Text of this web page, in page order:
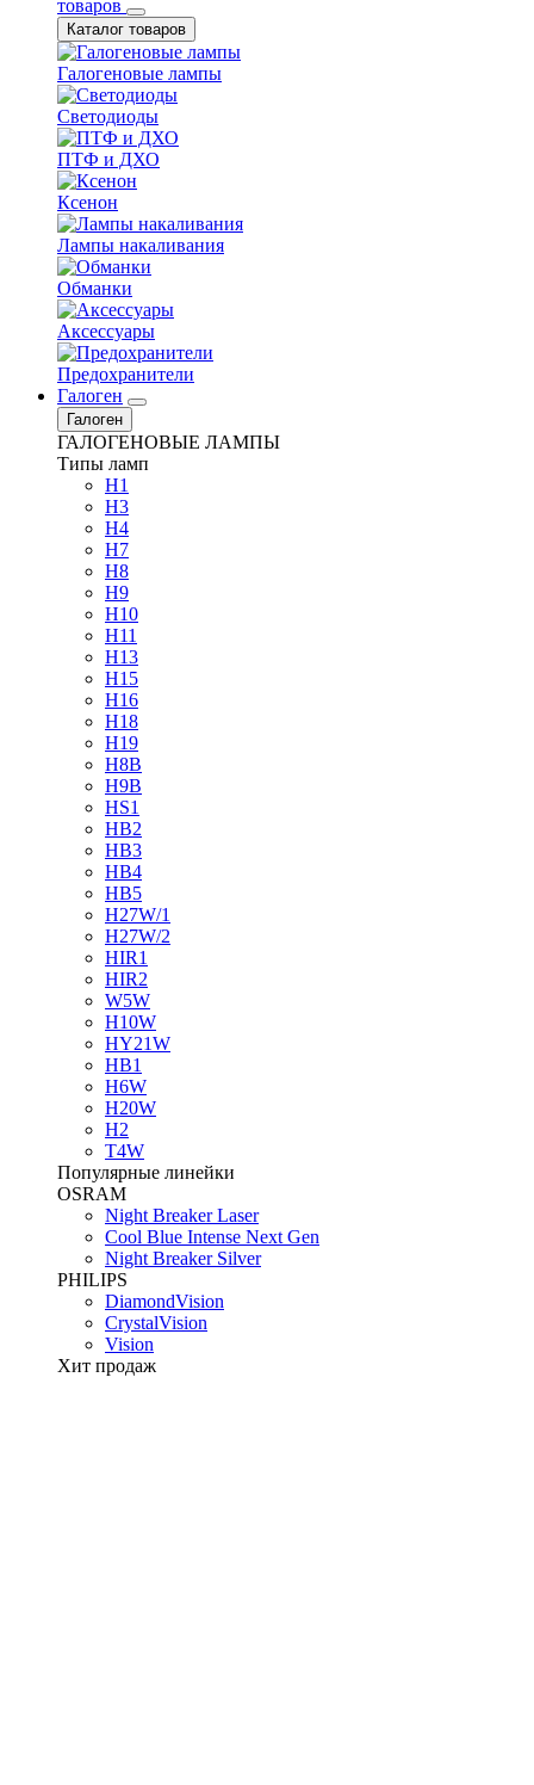
товаров
Каталог товаров
Галогеновые лампы
Светодиоды
ПТФ и ДХО
Ксенон
Лампы накаливания
Обманки
Аксессуары
Предохранители
Галоген
Галоген
ГАЛОГЕНОВЫЕ ЛАМПЫ
Типы ламп
H1
H3
H4
H7
H8
H9
H10
H11
H13
H15
H16
H18
H19
H8B
H9B
HS1
HB2
HB3
HB4
HB5
H27W/1
H27W/2
HIR1
HIR2
W5W
H10W
HY21W
HB1
H6W
H20W
H2
T4W
Популярные линейки
OSRAM
Night Breaker Laser
Cool Blue Intense Next Gen
Night Breaker Silver
PHILIPS
DiamondVision
CrystalVision
Vision
Хит продаж